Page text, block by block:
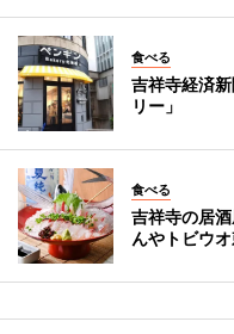
食べる
吉祥寺経済
リー」
食べる
吉祥寺の居
んやトビウ